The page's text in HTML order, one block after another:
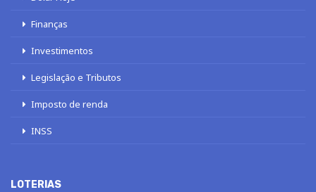
Finanças
Investimentos
Legislação e Tributos
Imposto de renda
INSS
LOTERIAS